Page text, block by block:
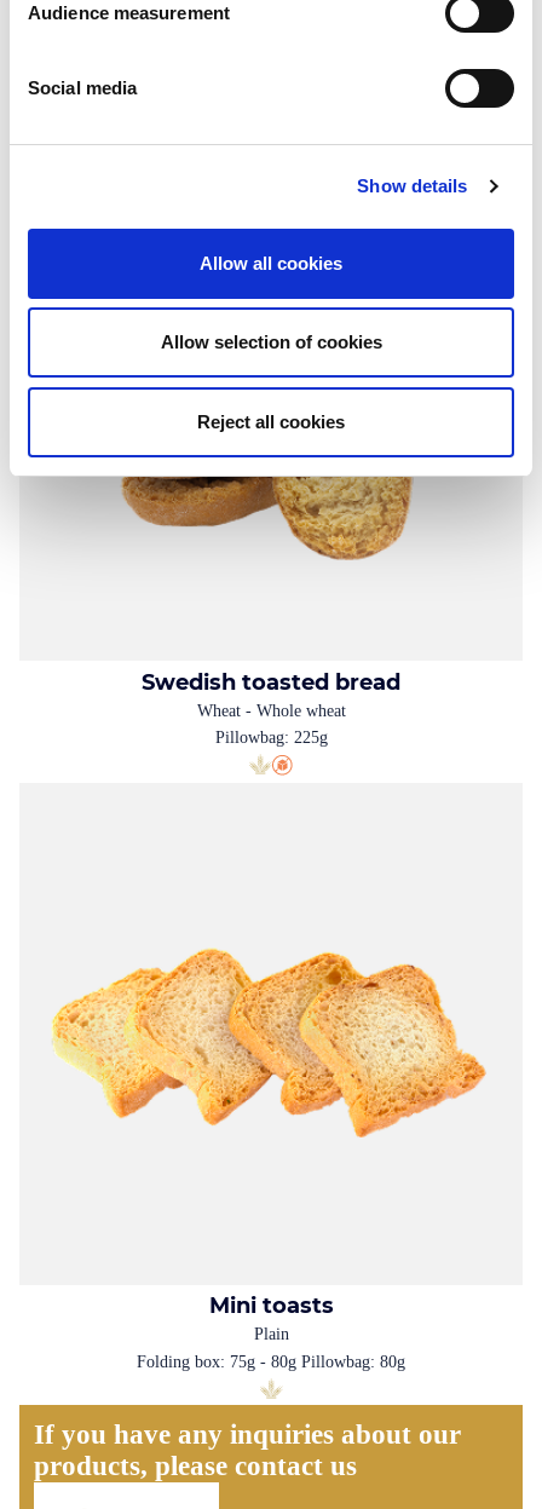
Audience measurement
Social media
Show details
Allow all cookies
Allow selection of cookies
Reject all cookies
Swedish toasted bread
Wheat - Whole wheat
Pillowbag: 225g
Mini toasts
Plain
Folding box: 75g - 80g Pillowbag: 80g
If you have any inquiries about our
products, please contact us